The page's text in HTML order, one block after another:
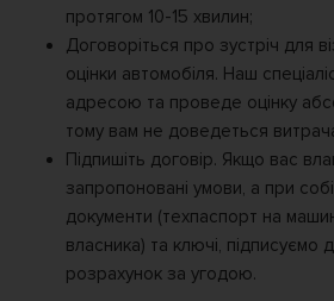
протягом 10-15 хвилин;
Договоріться про зустріч для
оцінки автомобіля. Наш
адресою та проведе оцінку
тому вам не доведеться
Підпишіть договір. Якщо вас
запропоновані умови, а при собі
документи (техпаспорт на
власника) та ключі, підписуємо
розрахунок за угодою.